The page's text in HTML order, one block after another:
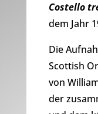
Costello
dem Jahr
Die
Scottish
von
der